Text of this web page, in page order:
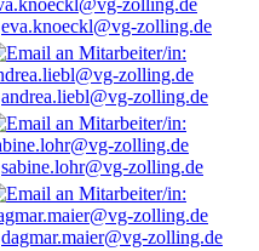
eva.knoeckl@vg-zolling.de
andrea.liebl@vg-zolling.de
sabine.lohr@vg-zolling.de
dagmar.maier@vg-zolling.de